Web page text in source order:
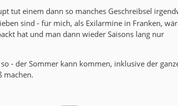
tut einem dann so manches Geschreibsel
sind - für mich, als Exilarmine in Franken,
hat und man dann wieder Saisons lang nur
- der Sommer kann kommen, inklusive der
machen.